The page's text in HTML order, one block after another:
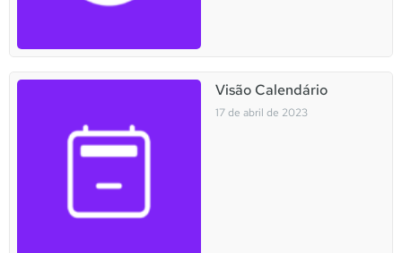
Visão Calendário
17 de abril de 2023